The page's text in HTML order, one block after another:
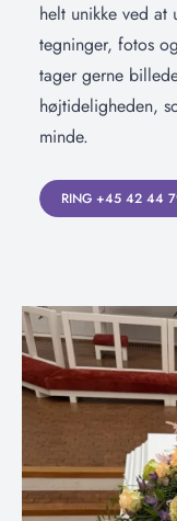
helt unikke ved at
tegninger, fotos
tager gerne
højtideligheden,
minde.
RING +45 42 44